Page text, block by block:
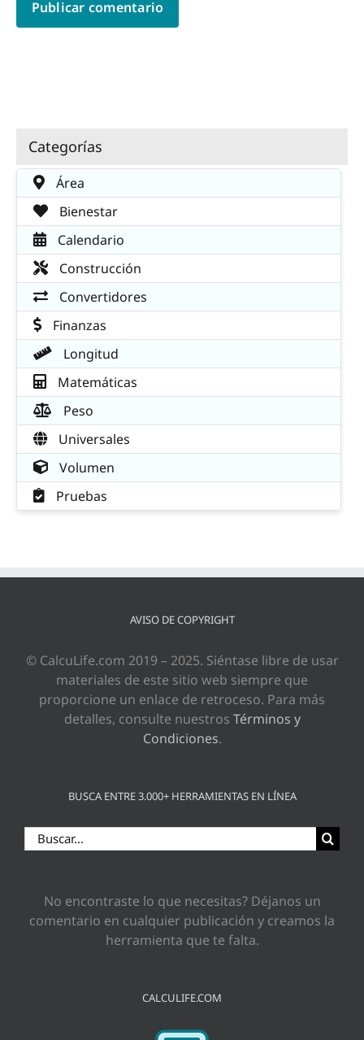
Categorías
Área
Bienestar
Calendario
Construcción
Convertidores
Finanzas
Longitud
Matemáticas
Peso
Universales
Volumen
Pruebas
AVISO DE COPYRIGHT
© CalcuLife.com 2019 – 2025. Siéntase libre de usar
materiales de este sitio web siempre que
proporcione un enlace de retroceso. Para más
detalles, consulte nuestros Términos y
Condiciones.
BUSCA ENTRE 3.000+ HERRAMIENTAS EN LÍNEA
Buscar:
No encontraste lo que necesitas? Déjanos un
comentario en cualquier publicación y creamos la
herramienta que te falta.
CALCULIFE.COM